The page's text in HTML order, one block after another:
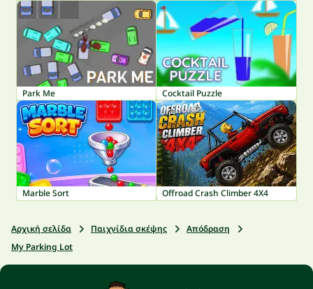
Park Me Cocktail Puzzle
Marble Sort Offroad Crash Climber 4X4
Αρχική σελίδα Παιχνίδια σκέψης
Απόδραση
My Parking Lot